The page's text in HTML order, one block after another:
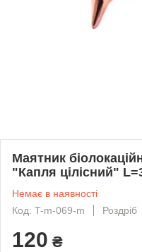
Маятник
"Капля цілісний"
Немає в наявності
Код: T-m-069-m
Роздріб
120 ₴